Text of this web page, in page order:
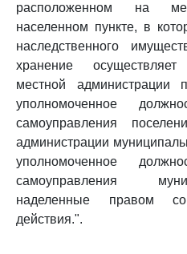
расположенном на
населенном пункте, в
наследственного
хранение
местной администрации
уполномоченное
самоуправления
администрации
уполномоченное
самоуправления
наделенные правом
действия.".